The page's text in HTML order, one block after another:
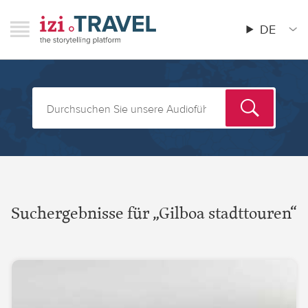
zum
Inhalt
Menu
Main
menu
DE
Suchergebnisse für „Gilboa stadttouren“